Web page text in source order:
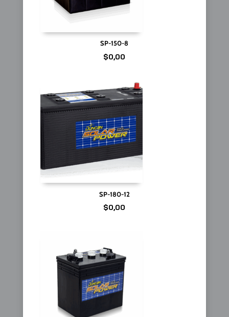
SP-150-8
$0,00
SP-180-12
$0,00